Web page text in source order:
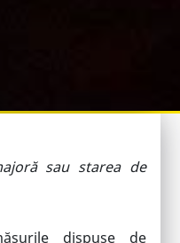
sau starea de
dispuse de